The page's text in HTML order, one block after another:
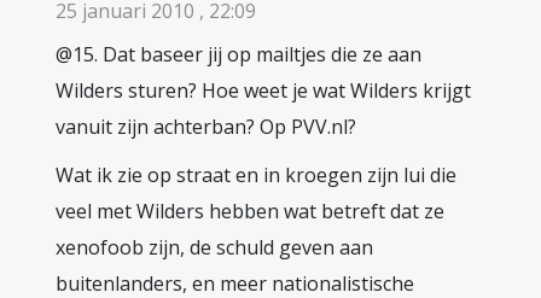
25 januari 2010 , 22:09
@15. Dat baseer jij op mailtjes die ze aan
Wilders sturen? Hoe weet je wat Wilders krijgt
vanuit zijn achterban? Op PVV.nl?
Wat ik zie op straat en in kroegen zijn lui die
veel met Wilders hebben wat betreft dat ze
xenofoob zijn, de schuld geven aan
buitenlanders, en meer nationalistische